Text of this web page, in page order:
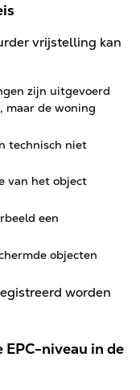
vrijstelling kan
zijn uitgevoerd
maar de woning
technisch niet
van het object
een
objecten
worden
niveau in de